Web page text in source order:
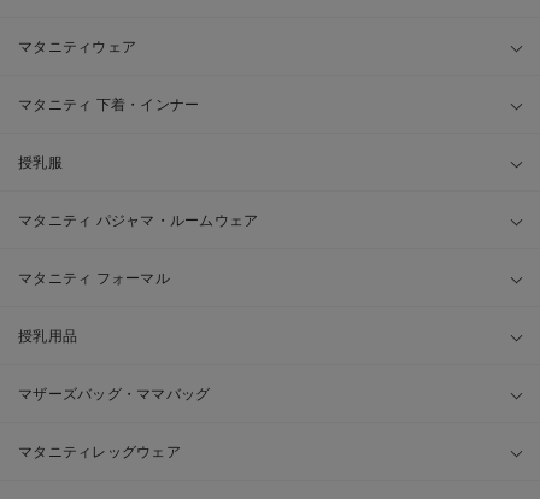
マタニティウェア
マタニティ 下着・インナー
授乳服
マタニティ パジャマ・ルームウェア
マタニティ フォーマル
授乳用品
マザーズバッグ・ママバッグ
マタニティレッグウェア